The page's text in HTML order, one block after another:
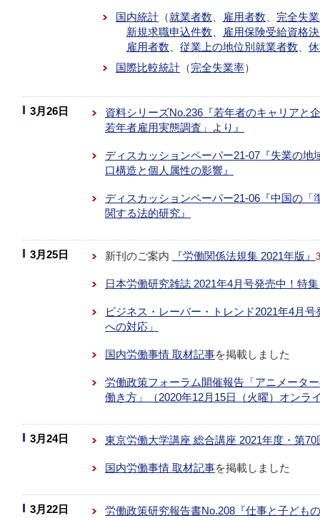
国内統計 （就業者数 雇用者数
完全失
新規求職申込件数
雇用保険受給資格
雇用者数
従業上の地位別就業者数
国際比較統計 （完全失業率）
3月26日
資料シリーズNo.236『若年者のキャリアと
若年者雇用実態調査」より』
ディスカッションペーパー21-07『失業の
口構造と個人属性の影響』
ディスカッションペーパー21-06『中国の
関する法的研究』
3月25日 新刊のご案内 『労働関係法規集 2021年版』
日本労働研究雑誌 2021年4月号発売中！特
ビジネス・レーバー・トレンド2021年4月
への対応」
国内労働事情 取材記事を掲載しました
労働政策フォーラム開催報告「アニメータ
働き方」（2020年12月15日（火曜）オンラ
3月24日 東京労働大学講座 総合講座 2021年度・第
国内労働事情 取材記事を掲載しました
3月22日 労働政策研究報告書No.208『仕事と子ども